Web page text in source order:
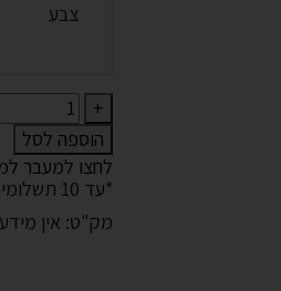
צבע
+
כמות
של
כורסא
דגם
COMODO
METAL
הוספה לסל
לחצו למעבר
*עד 10 תשלומים ללא ריבית
מק"ט: אין מידע